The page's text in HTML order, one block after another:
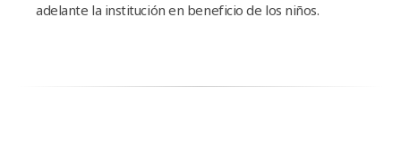
adelante la institución en beneficio de los niños.